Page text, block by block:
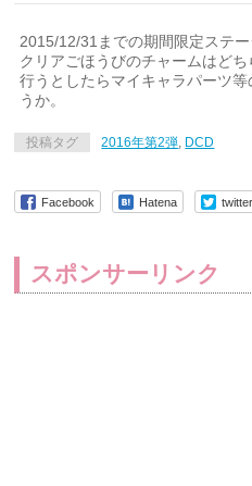
2015/12/31までの期間限定ステー
クリアごほうびのチャームはどち
行うとしたらマイキャラパーツ
うか。
投稿タグ 2016年第2弾, DCD
Facebook Hatena twitter
スポンサーリンク